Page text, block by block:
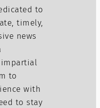
to
timely,
news
to
with
to stay